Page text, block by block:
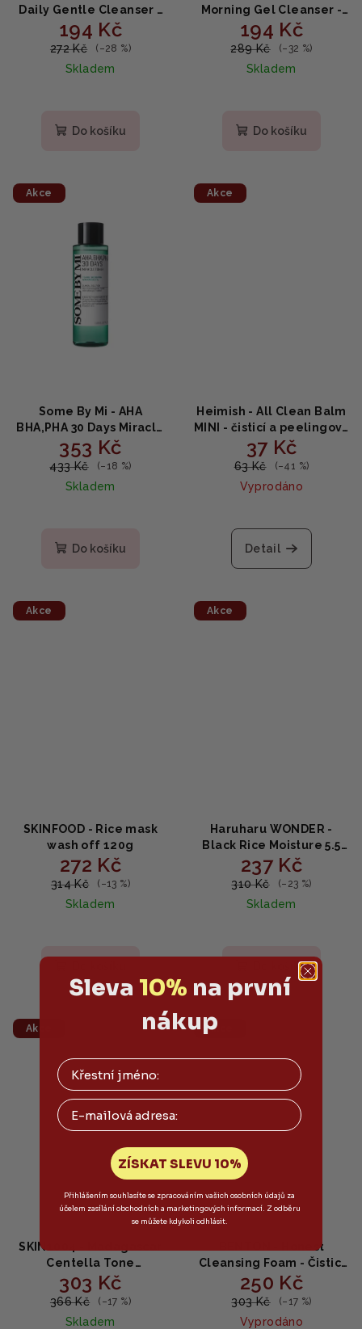
Daily Gentle Cleanser -
jemný pěnový čistič
150ml
194 Kč
272 Kč (–28 %)
Skladem
Do košíku
Morning Gel Cleanser -
čisticí gel s nízkým pH
150 ml
194 Kč
289 Kč (–32 %)
Skladem
Do košíku
Akce
Some By Mi - AHA
BHA,PHA 30 Days Miracle
Toner - Čisticí tonikum
pro problematickou pleť
353 Kč
433 Kč (–18 %)
Skladem
Do košíku
Akce
Heimish - All Clean Balm
MINI - čisticí a peelingový
balzám 5ml
37 Kč
63 Kč (–41 %)
Vyprodáno
Detail
Akce
SKINFOOD - Rice mask
wash off 120g
272 Kč
314 Kč (–13 %)
Skladem
Akce
Haruharu WONDER -
Black Rice Moisture 5.5
Soft Cleansing Gel
100ml
237 Kč
310 Kč (–23 %)
Skladem
Do košíku
Akce
SKIN1004 - Madagascar
Centella Tone
Brightening Cleansing
Gel Foam - Rozjasňující
čisticí gel 125 ml
303 Kč
366 Kč (–17 %)
Skladem
Akce
BENTON - Honest
Cleansing Foam - Čisticí
pěna na obličej 150g
250 Kč
303 Kč (–17 %)
Vyprodáno
Sleva 10% na první
nákup
Email
ZÍSKAT SLEVU 10%
Přihlášením souhlasíte se zpracováním vašich osobních údajů za
účelem zasílání obchodních a marketingových informací. Z odběru
se můžete kdykoli odhlásit.